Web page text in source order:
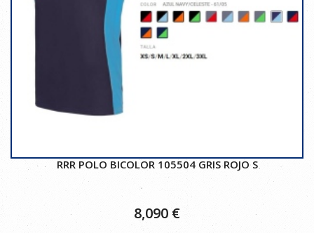
RRR POLO BICOLOR 105504 GRIS ROJO S
8,090 €